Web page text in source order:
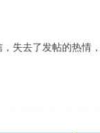
失去了发帖的热情